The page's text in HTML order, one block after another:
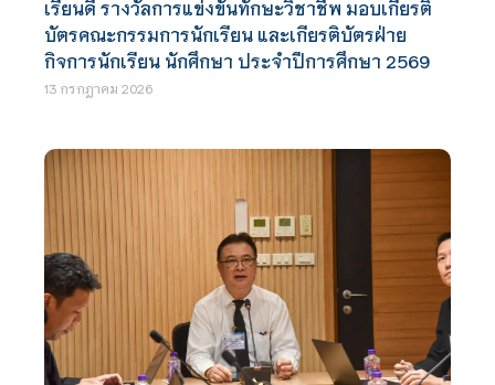
เรียนดี รางวัลการแข่งขันทักษะวิชาชีพ มอบเกียรติ
บัตรคณะกรรมการนักเรียน และเกียรติบัตรฝ่าย
กิจการนักเรียน นักศึกษา ประจำปีการศึกษา 2569
13 กรกฎาคม 2026